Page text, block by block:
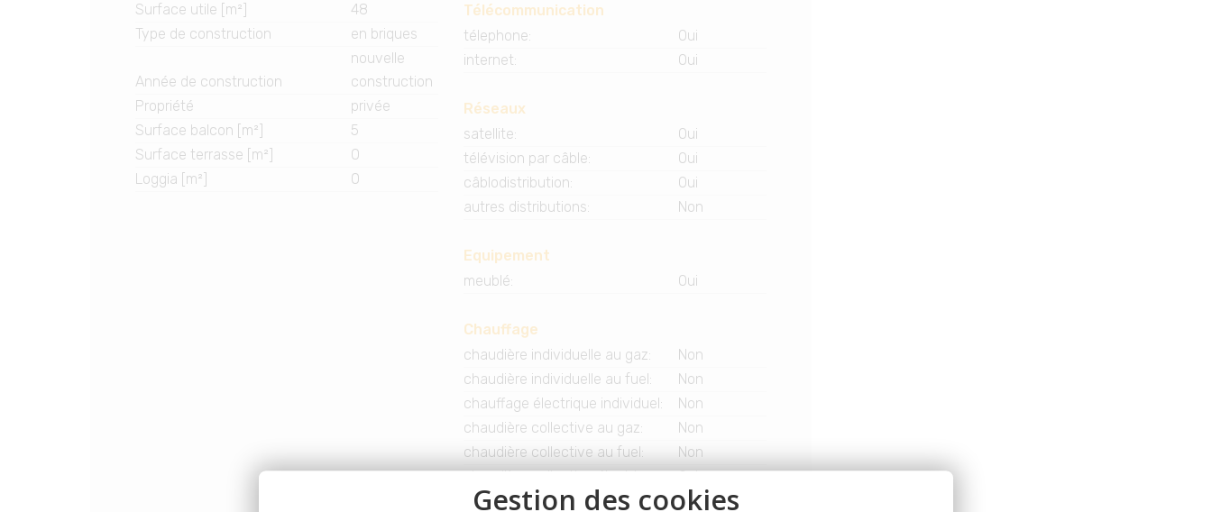
Surface utile [m²]
48
Type de construction
en briques
Année de construction
nouvelle
construction
Propriété
privée
Surface balcon [m²]
5
Surface terrasse [m²]
0
Loggia [m²]
0
Télécommunication
télephone:
Oui
internet: Oui
Réseaux
satellite:
Oui
télévision par câble:
Oui
câblodistribution:
Oui
autres distributions: Non
Equipement
meublé: Oui
Chauffage
chaudière individuelle au gaz:
Non
chaudière individuelle au fuel:
Non
chauffage électrique individuel:
Non
chaudière collective au gaz:
Non
chaudière collective au fuel:
Non
chaudière collective électrique:
Oui
chauffage urbain:
Non